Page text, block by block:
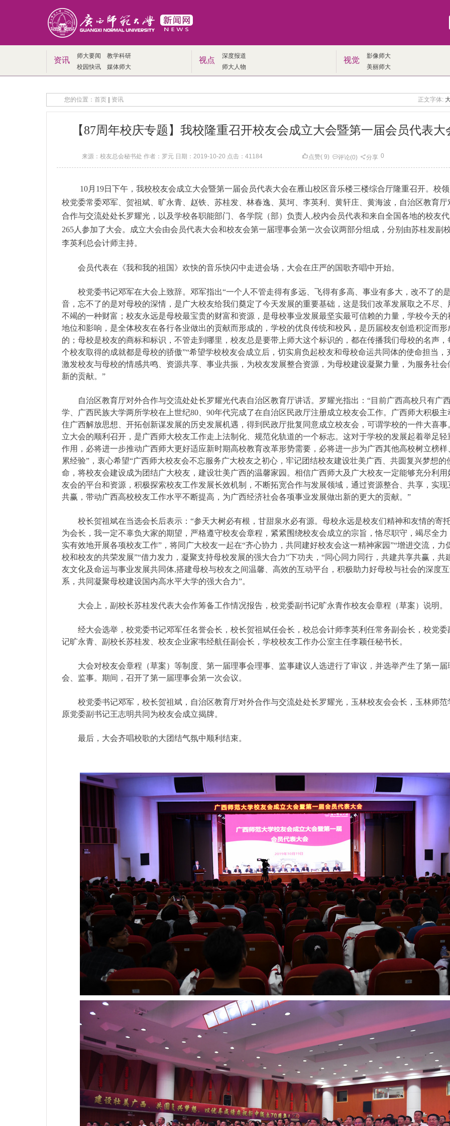
资讯 师大要闻
教学科研
校园快讯
媒体师大
视点
深度报道
师大人物
视觉
影像师大
美丽师大
您的位置： 首页 资讯 正文字体:
【87周年校庆专题】我校隆重召开校友会成立大会暨第一届会员代表大
来源：校友总会秘书处 作者：罗元 日期：2019-10-20 点击： 41184 点赞( 9) 评论(0) 分享 0
10月19日下午，我校校友会成立大会暨第一届会员代表大会在雁山校区音乐楼三楼综合厅隆重召开。校
校党委常委邓军、贺祖斌、旷永青、赵铁、苏桂发、林春逸、莫坷、李英利、黄轩庄、黄海波， 自治区教育厅
合作与交流处处长罗耀光， 以及学校各职能部门、各学院（部）负责人,校内会员代表和来自全国各地的校友
265人参加了大会。成立大会由会员代表大会和校友会第一届理事会第一次会议两部分组成，分别由苏桂发副
李英利总会计师主持。
会员代表在《我和我的祖国》欢快的音乐快闪中走进会场，大会在庄严的国歌齐唱中开始。
校党委书记邓军在大会上致辞。邓军指出“一个人不管走得有多远、飞得有多高、事业有多大，改不了的
音，忘不了的是对母校的深情，是广大校友给我们奠定了今天发展的重要基础，这是我们改革发展取之不尽、
不竭的一种财富；校友永远是母校最宝贵的财富和资源，是母校事业发展最坚实最可信赖的力量，学校今天的
地位和影响，是全体校友在各行各业做出的贡献而形成的，学校的优良传统和校风，是历届校友创造积淀而形
的；母校是校友的商标和标识，不管走到哪里，校友总是要带上师大这个标识的，都在传播我们母校的名声，
个校友取得的成就都是母校的骄傲”“希望学校校友会成立后，切实肩负起校友和母校命运共同体的使命担当，
激发校友与母校的情感共鸣、资源共享、事业共振，为校友发展整合资源，为母校建设凝聚力量，为服务社会
新的贡献。”
自治区教育厅对外合作与交流处处长罗耀光代表自治区教育厅讲话。罗耀光指出：“目前广西高校只有广
学、广西民族大学两所学校在上世纪80、90年代完成了在自治区民政厅注册成立校友会工作。广西师大积极主
住广西解放思想、开拓创新谋发展的历史发展机遇，得到民政厅批复同意成立校友会，可谓学校的一件大喜事
立大会的顺利召开，是广西师大校友工作走上法制化、规范化轨道的一个标志。这对于学校的发展起着举足轻
作用，必将进一步推动广西师大更好适应新时期高校教育改革形势需要，必将进一步为广西其他高校树立榜样
累经验”，衷心希望“广西师大校友会不忘服务广大校友之初心，牢记团结校友建设壮美广西、共圆复兴梦想的
命，将校友会建设成为团结广大校友，建设壮美广西的温馨家园。相信广西师大及广大校友一定能够充分利用
友会的平台和资源，积极探索校友工作发展长效机制，不断拓宽合作与发展领域，通过资源整合、共享，实现
共赢，带动广西高校校友工作水平不断提高，为广西经济社会各项事业发展做出新的更大的贡献。”
校长贺祖斌在当选会长后表示：“参天大树必有根，甘甜泉水必有源。母校永远是校友们精神和友情的寄
为会长，我一定不辜负大家的期望，严格遵守校友会章程，紧紧围绕校友会成立的宗旨，恪尽职守，竭尽全力
实有效地开展各项校友工作”，将同广大校友一起在“齐心协力，共同建好校友会这一精神家园”“增进交流，力
校和校友的共荣发展”“借力发力，凝聚支持母校发展的强大合力”下功夫，“同心同力同行，共建共享共赢，共
友文化及命运与事业发展共同体,搭建母校与校友之间温馨、高效的互动平台，积极助力好母校与社会的深度
系，共同凝聚母校建设国内高水平大学的强大合力”。
大会上，副校长苏桂发代表大会作筹备工作情况报告，校党委副书记旷永青作校友会章程（草案）说明。
经大会选举，校党委书记邓军任名誉会长，校长贺祖斌任会长，校总会计师李英利任常务副会长，校党委
记旷永青、副校长苏桂发、校友企业家韦经航任副会长，学校校友工作办公室主任李颖任秘书长。
大会对校友会章程（草案）等制度、第一届理事会理事、监事建议人选进行了审议，并选举产生了第一届
会、监事。期间，召开了第一届理事会第一次会议。
校党委书记邓军，校长贺祖斌， 自治区教育厅对外合作与交流处处长罗耀光，玉林校友会会长，玉林师范
原党委副书记王志明共同为校友会成立揭牌。
最后，大会齐唱校歌的大团结气氛中顺利结束。